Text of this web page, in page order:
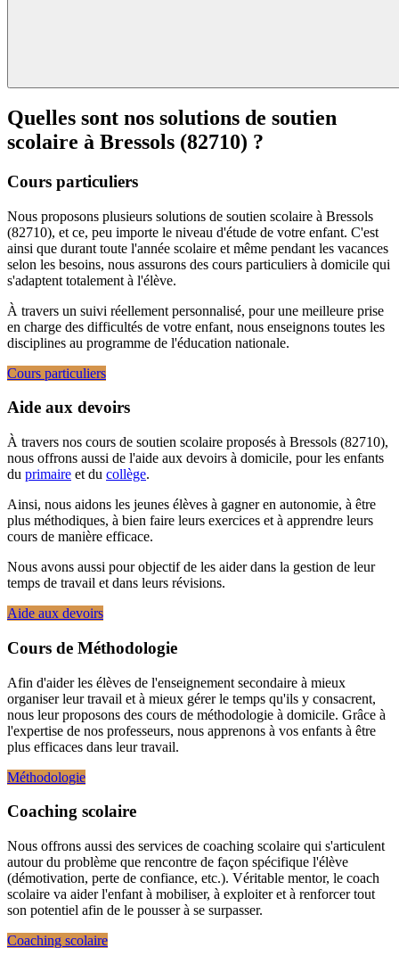
Quelles sont nos solutions de soutien
scolaire à Bressols (82710) ?
Cours particuliers
Nous proposons plusieurs solutions de soutien scolaire à Bressols
(82710), et ce, peu importe le niveau d'étude de votre enfant. C'est
ainsi que durant toute l'année scolaire et même pendant les vacances
selon les besoins, nous assurons des cours particuliers à domicile qui
s'adaptent totalement à l'élève.
À travers un suivi réellement personnalisé, pour une meilleure prise
en charge des difficultés de votre enfant, nous enseignons toutes les
disciplines au programme de l'éducation nationale.
Cours particuliers
Aide aux devoirs
À travers nos cours de soutien scolaire proposés à Bressols (82710),
nous offrons aussi de l'aide aux devoirs à domicile, pour les enfants
du primaire et du collège.
Ainsi, nous aidons les jeunes élèves à gagner en autonomie, à être
plus méthodiques, à bien faire leurs exercices et à apprendre leurs
cours de manière efficace.
Nous avons aussi pour objectif de les aider dans la gestion de leur
temps de travail et dans leurs révisions.
Aide aux devoirs
Cours de Méthodologie
Afin d'aider les élèves de l'enseignement secondaire à mieux
organiser leur travail et à mieux gérer le temps qu'ils y consacrent,
nous leur proposons des cours de méthodologie à domicile. Grâce à
l'expertise de nos professeurs, nous apprenons à vos enfants à être
plus efficaces dans leur travail.
Méthodologie
Coaching scolaire
Nous offrons aussi des services de coaching scolaire qui s'articulent
autour du problème que rencontre de façon spécifique l'élève
(démotivation, perte de confiance, etc.). Véritable mentor, le coach
scolaire va aider l'enfant à mobiliser, à exploiter et à renforcer tout
son potentiel afin de le pousser à se surpasser.
Coaching scolaire